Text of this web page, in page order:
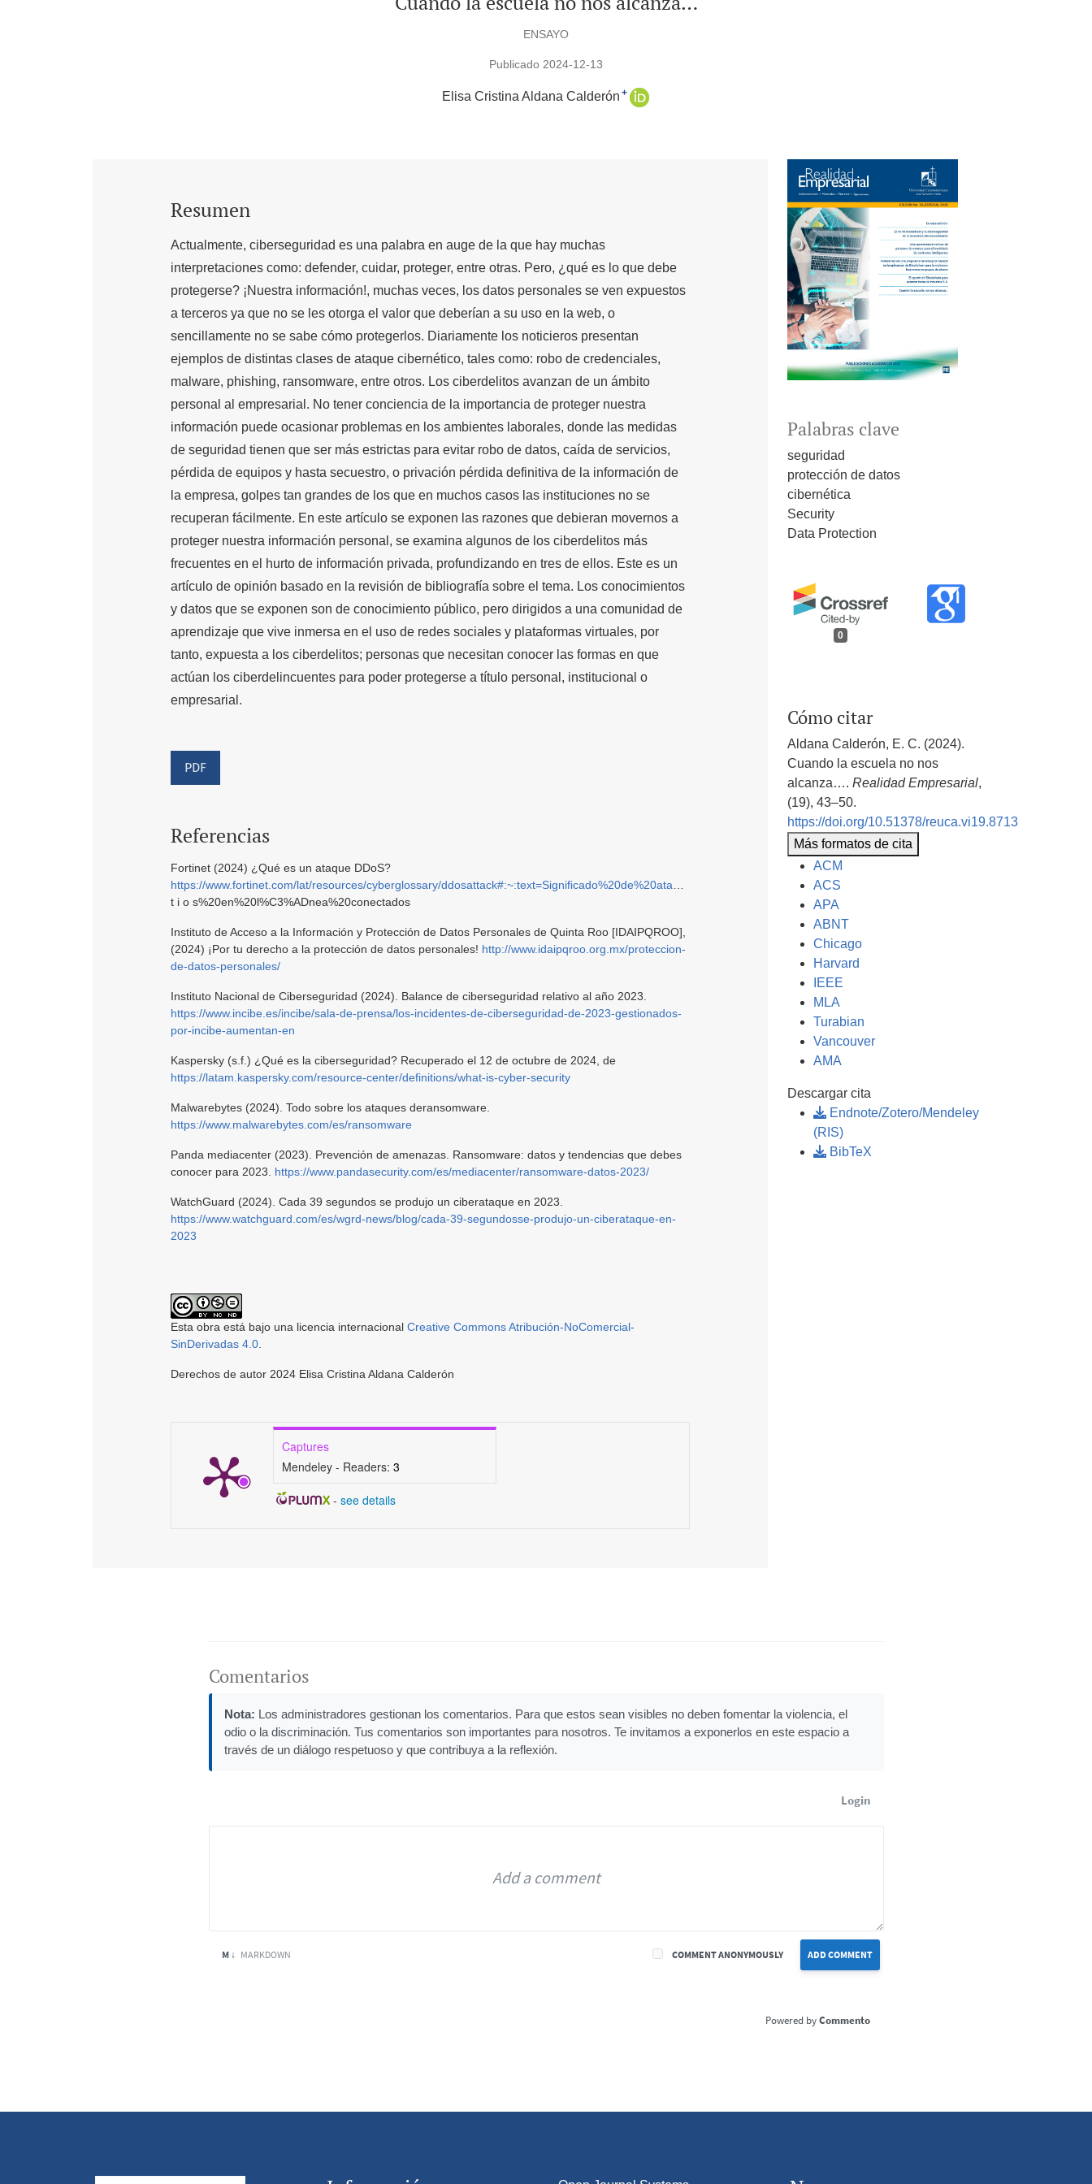
ENSAYO
Publicado 2024-12-13
Elisa Cristina Aldana Calderón +
Palabras clave
seguridad
protección de datos
cibernética
Security
Data Protection
0
Cómo citar
Aldana Calderón, E. C. (2024).
Cuando la escuela no nos
alcanza…. Realidad Empresarial,
(19), 43–50.
https://doi.org/10.51378/reuca.vi19.8713
Más formatos de cita
ACM
ACS
APA
ABNT
Chicago
Harvard
IEEE
MLA
Turabian
Vancouver
AMA
Descargar cita
Endnote/Zotero/Mendeley
(RIS)
BibTeX
Resumen
Actualmente, ciberseguridad es una palabra en auge de la que hay muchas
interpretaciones como: defender, cuidar, proteger, entre otras. Pero, ¿qué es lo que debe
protegerse? ¡Nuestra información!, muchas veces, los datos personales se ven expuestos
a terceros ya que no se les otorga el valor que deberían a su uso en la web, o
sencillamente no se sabe cómo protegerlos. Diariamente los noticieros presentan
ejemplos de distintas clases de ataque cibernético, tales como: robo de credenciales,
malware, phishing, ransomware, entre otros. Los ciberdelitos avanzan de un ámbito
personal al empresarial. No tener conciencia de la importancia de proteger nuestra
información puede ocasionar problemas en los ambientes laborales, donde las medidas
de seguridad tienen que ser más estrictas para evitar robo de datos, caída de servicios,
pérdida de equipos y hasta secuestro, o privación pérdida definitiva de la información de
la empresa, golpes tan grandes de los que en muchos casos las instituciones no se
recuperan fácilmente. En este artículo se exponen las razones que debieran movernos a
proteger nuestra información personal, se examina algunos de los ciberdelitos más
frecuentes en el hurto de información privada, profundizando en tres de ellos. Este es un
artículo de opinión basado en la revisión de bibliografía sobre el tema. Los conocimientos
y datos que se exponen son de conocimiento público, pero dirigidos a una comunidad de
aprendizaje que vive inmersa en el uso de redes sociales y plataformas virtuales, por
tanto, expuesta a los ciberdelitos; personas que necesitan conocer las formas en que
actúan los ciberdelincuentes para poder protegerse a título personal, institucional o
empresarial.
PDF
Referencias
Fortinet (2024) ¿Qué es un ataque DDoS?
https://www.fortinet.com/lat/resources/cyberglossary/ddosattack#:~:text=Significado%20de%20ataque%20DDoS,y%20si
t i o s%20en%20l%C3%ADnea%20conectados
Instituto de Acceso a la Información y Protección de Datos Personales de Quinta Roo [IDAIPQROO],
(2024) ¡Por tu derecho a la protección de datos personales! http://www.idaipqroo.org.mx/proteccion-
de-datos-personales/
Instituto Nacional de Ciberseguridad (2024). Balance de ciberseguridad relativo al año 2023.
https://www.incibe.es/incibe/sala-de-prensa/los-incidentes-de-ciberseguridad-de-2023-gestionados-
por-incibe-aumentan-en
Kaspersky (s.f.) ¿Qué es la ciberseguridad? Recuperado el 12 de octubre de 2024, de
https://latam.kaspersky.com/resource-center/definitions/what-is-cyber-security
Malwarebytes (2024). Todo sobre los ataques deransomware.
https://www.malwarebytes.com/es/ransomware
Panda mediacenter (2023). Prevención de amenazas. Ransomware: datos y tendencias que debes
conocer para 2023. https://www.pandasecurity.com/es/mediacenter/ransomware-datos-2023/
WatchGuard (2024). Cada 39 segundos se produjo un ciberataque en 2023.
https://www.watchguard.com/es/wgrd-news/blog/cada-39-segundosse-produjo-un-ciberataque-en-
2023
Esta obra está bajo una licencia internacional Creative Commons Atribución-NoComercial-
SinDerivadas 4.0
Derechos de autor 2024 Elisa Cristina Aldana Calderón
Captures
Mendeley - Readers: 3
- see details
Comentarios
Nota: Los administradores gestionan los comentarios. Para que estos sean visibles no deben fomentar la violencia, el
odio o la discriminación. Tus comentarios son importantes para nosotros. Te invitamos a exponerlos en este espacio a
través de un diálogo respetuoso y que contribuya a la reflexión.
Login
ADD COMMENT
COMMENT ANONYMOUSLY
M ↓ MARKDOWN
Commento